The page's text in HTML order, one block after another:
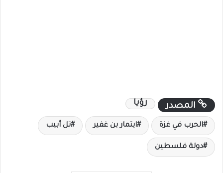
المصدر رؤيا
الحرب في غزة ايتمار بن غفير تل أبيب
دولة فلسطين